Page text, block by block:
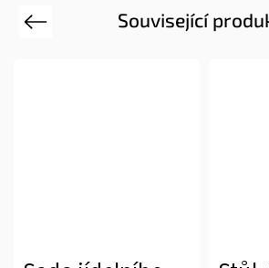
Související
Previous